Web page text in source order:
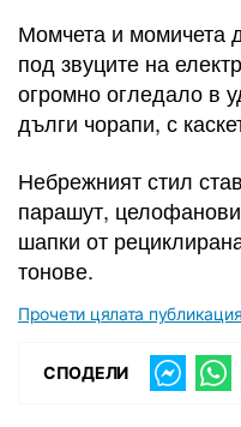
Момчета и момичета
под звуците на
огромно огледало в
дълги чорапи, с
Небрежният стил
парашут,
шапки от
тонове.
Прочети цялата публикация
СПОДЕЛИ